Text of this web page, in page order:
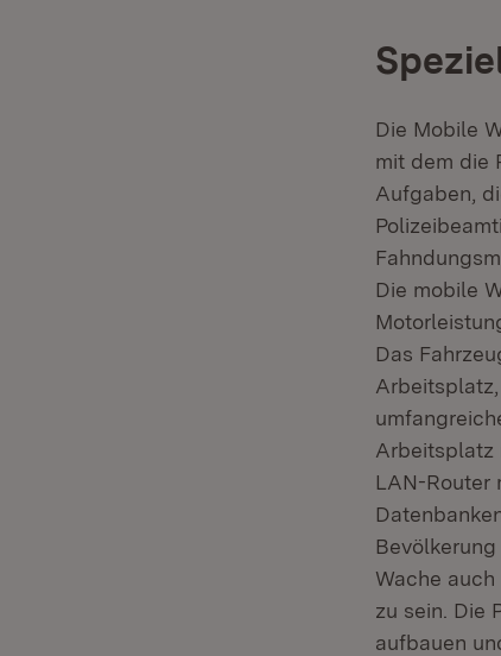
Die Mobile
mit dem die
Aufgaben,
Die mobile
Das
Arbeitsplatz
LAN-Router
Wache
zu sein. Die
aufbauen